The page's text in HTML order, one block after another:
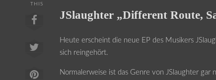
THIS
JSlaughter „Different Route,
Heute erscheint die neue EP des Musikers
sich reingehört.
Normalerweise ist das Genre von JSlaughter